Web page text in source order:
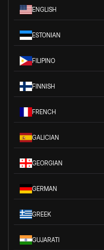
ENGLISH
ESTONIAN
FILIPINO
FINNISH
FRENCH
GALICIAN
GEORGIAN
GERMAN
GREEK
GUJARATI